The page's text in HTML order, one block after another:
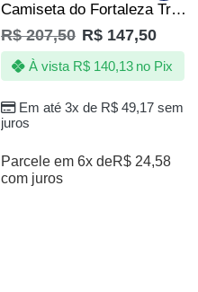
Camiseta do Fortaleza Tricolor de Aço Branca Masculina Oficial
R$207,50 R$ 147,50
Em até 3x de R$49,17sem
juros
À vista R$140,13 no Pix
Parcele em 6x deR$ 24,58
com juros